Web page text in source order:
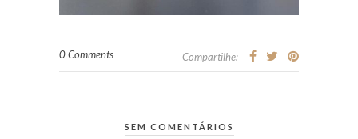
0 Comments Compartilhe:
SEM COMENTÁRIOS